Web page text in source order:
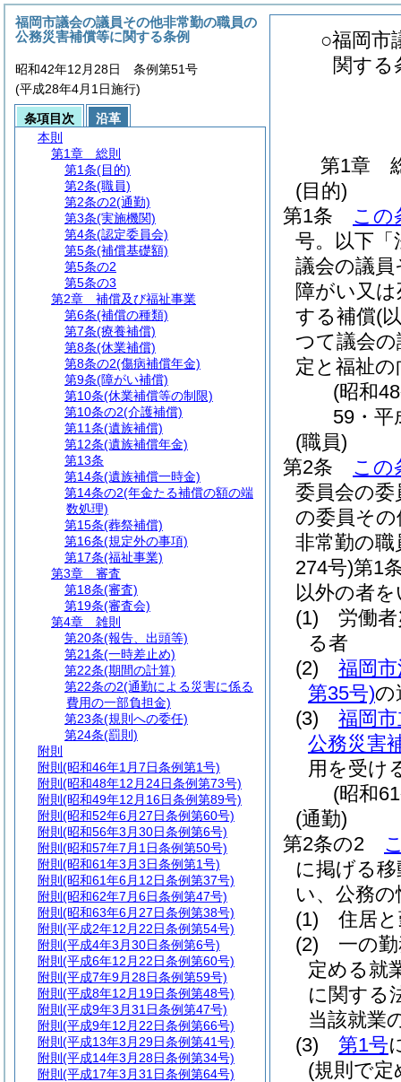
○福岡市
関する
第1章
(目的)
第1条
この
号。以下「
議会の議
障がい又
する補償(
つて議会
定と福祉
(昭和
59・平
(職員)
第2条
この
委員会の委
の委員そ
非常勤の職
274号)第1
以外の者
(1)
労働
る者
(2)
福岡
第35号)の
(3)
福岡
公務災害
用を受け
(昭和
(通勤)
第2条の2
に掲げる
い、公務
(1)
住居
(2)
一の
定める就
に関する
当該就業
(3)
第1号
(規則で
福岡市議会の議員その他非常勤の職員の
公務災害補償等に関する条例
昭和42年12月28日 条例第51号
(平成28年4月1日施行)
条項目次
沿革
本則
第1章
総則
第1条(目的)
第2条(職員)
第2条の2(通勤)
第3条(実施機関)
第4条(認定委員会)
第5条(補償基礎額)
第5条の2
第5条の3
第2章
補償及び福祉事業
第6条(補償の種類)
第7条(療養補償)
第8条(休業補償)
第8条の2(傷病補償年金)
第9条(障がい補償)
第10条(休業補償等の制限)
第10条の2(介護補償)
第11条(遺族補償)
第12条(遺族補償年金)
第13条
第14条(遺族補償一時金)
第14条の2(年金たる補償の額の端
数処理)
第15条(葬祭補償)
第16条(規定外の事項)
第17条(福祉事業)
第3章
審査
第18条(審査)
第19条(審査会)
第4章
雑則
第20条(報告、出頭等)
第21条(一時差止め)
第22条(期間の計算)
第22条の2(通勤による災害に係る
費用の一部負担金)
第23条(規則への委任)
第24条(罰則)
附則
附則 (昭和46年1月7日条例第1号)
附則 (昭和48年12月24日条例第73号)
附則 (昭和49年12月16日条例第89号)
附則 (昭和52年6月27日条例第60号)
附則 (昭和56年3月30日条例第6号)
附則 (昭和57年7月1日条例第50号)
附則 (昭和61年3月3日条例第1号)
附則 (昭和61年6月12日条例第37号)
附則 (昭和62年7月6日条例第47号)
附則 (昭和63年6月27日条例第38号)
附則 (平成2年12月22日条例第54号)
附則 (平成4年3月30日条例第6号)
附則 (平成6年12月22日条例第60号)
附則 (平成7年9月28日条例第59号)
附則 (平成8年12月19日条例第48号)
附則 (平成9年3月31日条例第47号)
附則 (平成9年12月22日条例第66号)
附則 (平成13年3月29日条例第41号)
附則 (平成14年3月28日条例第34号)
附則 (平成17年3月31日条例第64号)